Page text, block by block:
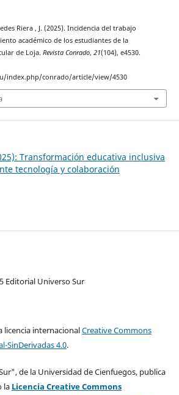
Riera , J. (2025). Incidencia del trabajo
académico de los estudiantes de la
de Loja. Revista Conrado, 21(104), e4530.
index.php/conrado/article/view/4530
Transformación educativa inclusiva
tecnología y colaboración
Editorial Universo Sur
licencia internacionalCreative Commons
SinDerivadas 4.0.
de la Universidad de Cienfuegos, publica
la Licencia Creative Commons